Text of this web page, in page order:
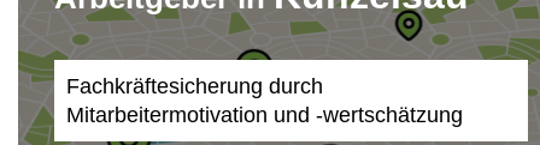
Fachkräftesicherung durch
Mitarbeitermotivation und -wertschätzung